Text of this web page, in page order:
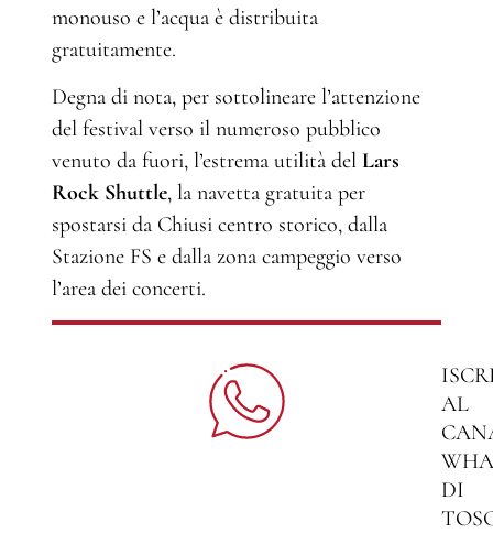
monouso e l’acqua è distribuita
gratuitamente.
Degna di nota, per sottolineare l’attenzione
del festival verso il numeroso pubblico
venuto da fuori, l’estrema utilità del Lars
Rock Shuttle, la navetta gratuita per
spostarsi da Chiusi centro storico, dalla
Stazione FS e dalla zona campeggio verso
l’area dei concerti.
AL
DI